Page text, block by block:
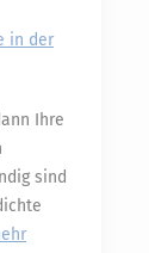
in der
Ihre
sind